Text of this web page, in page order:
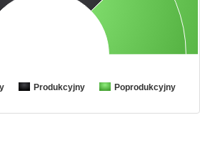
Produkcyjny Poprodukcyjny